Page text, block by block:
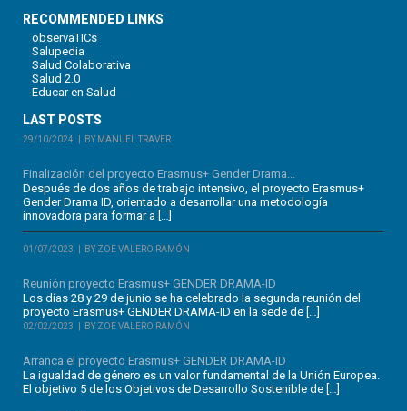
RECOMMENDED LINKS
observaTICs
Salupedia
Salud Colaborativa
Salud 2.0
Educar en Salud
LAST POSTS
29/10/2024 BY MANUEL TRAVER
Finalización del proyecto Erasmus+ Gender Drama...
Después de dos años de trabajo intensivo, el proyecto Erasmus+
Gender Drama ID, orientado a desarrollar una metodología
innovadora para formar a […]
01/07/2023 BY ZOE VALERO RAMÓN
Reunión proyecto Erasmus+ GENDER DRAMA-ID
Los días 28 y 29 de junio se ha celebrado la segunda reunión del
proyecto Erasmus+ GENDER DRAMA-ID en la sede de […]
02/02/2023 BY ZOE VALERO RAMÓN
Arranca el proyecto Erasmus+ GENDER DRAMA-ID
La igualdad de género es un valor fundamental de la Unión Europea.
El objetivo 5 de los Objetivos de Desarrollo Sostenible de […]